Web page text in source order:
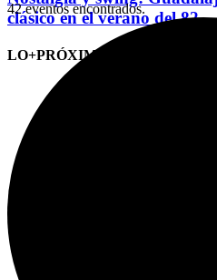
clásico en el verano del 82
LO+PRÓXIMO (CITAS)
42 eventos encontrados.